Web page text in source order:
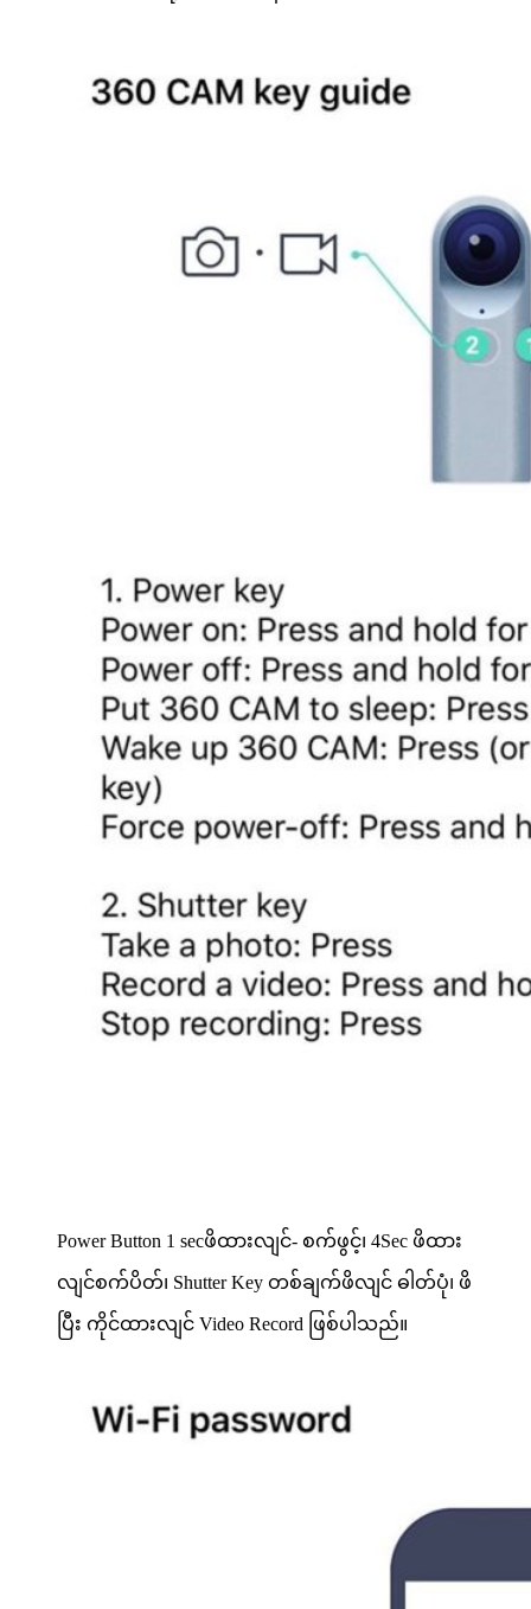
Power Button 1 secဖိထားလျင်- စက်ဖွင့်၊ 4Sec ဖိထား
လျင်စက်ပိတ်၊ Shutter Key တစ်ချက်ဖိလျင် ဓါတ်ပုံ၊ ဖိ
ပြီး ကိုင်ထားလျင် Video Record ဖြစ်ပါသည်။